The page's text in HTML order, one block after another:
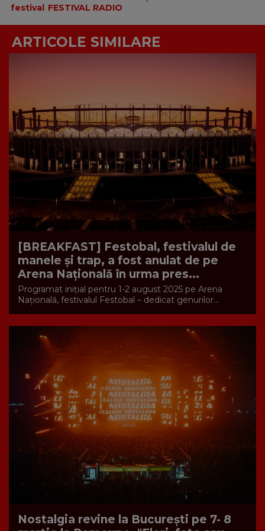
festival FESTIVAL RADIO
ARTICOLE SIMILARE
[BREAKFAST] Festobal, festivalul de
manele și trap, a fost anulat de pe
Arena Națională în urma pres...
Programat inițial pentru 1-2 august 2025 pe Arena
Națională, festivalul Festobal – dedicat genurilor...
Nostalgia revine la București pe 7- 8